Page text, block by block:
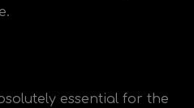
essential for the